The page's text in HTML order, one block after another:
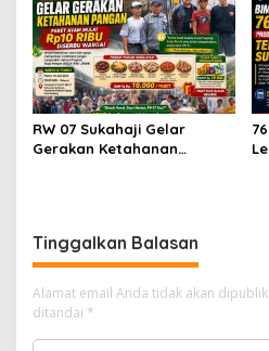
Profesionalisme
RW 07 Sukahaji Gelar
Gerakan Ketahanan
Tinggalkan Balasan
Alamat email Anda tidak akan
ditandai *